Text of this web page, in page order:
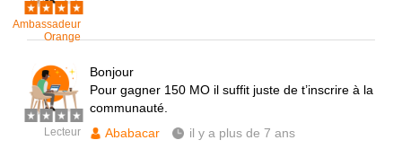
Ambassadeur
Orange
Lecteur
Bonjour
Pour gagner 150 MO il suffit juste de t’inscrire à la
communauté.
Ababacar
il y a plus de 7 ans